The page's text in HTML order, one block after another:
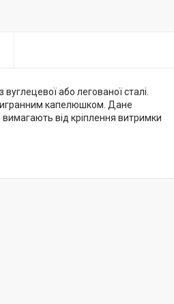
або легованої сталі.
капелюшком. Дане
від кріплення витримки